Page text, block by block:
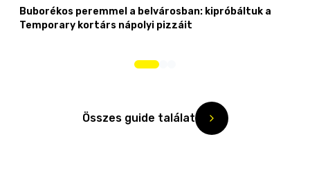
Buborékos peremmel a belvárosban: kipróbáltuk a
Temporary kortárs nápolyi pizzáit
Összes guide találat